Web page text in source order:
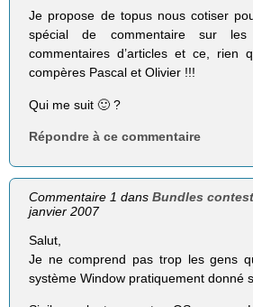
Je propose de topus nous cotiser
spécial de commentaire sur les
commentaires d’articles et ce, rien
compères Pascal et Olivier !!!
Qui me suit 🙂 ?
Répondre à ce commentaire
Commentaire 1 dansBundles
janvier 2007
Salut,
Je ne comprend pas trop les gens
système Window pratiquement donné